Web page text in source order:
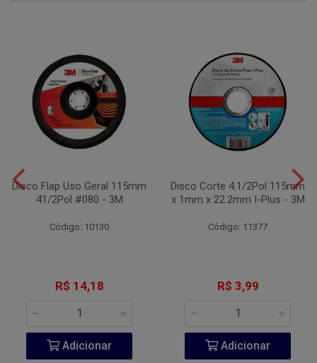
Disco Flap Uso Geral 115mm
41/2Pol #080 - 3M
Código: 10130
R$ 14,18
Adicionar
Disco Corte 4.1/2Pol 115mm
x 1mm x 22.2mm I-Plus - 3M
Código: 11377
R$ 3,99
Adicionar